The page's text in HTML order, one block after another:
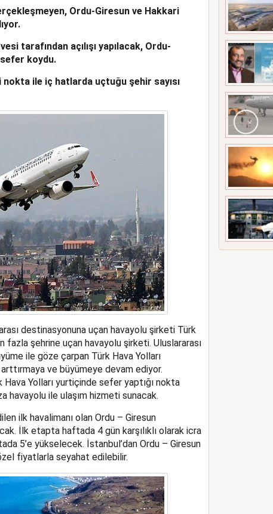
RİSKİ
Ordu-Giresun ve Hakkari
tarafından açılışı yapılacak, Ordu-
koydu.
nokta ile iç hatlarda uçtuğu şehir sayısı
destinasyonuna uçan havayolu şirketi Türk
fazla şehrine uçan havayolu şirketi. Uluslararası
ile göze çarpan Türk Hava Yolları
arttırmaya ve büyümeye devam ediyor.
Hava Yolları yurtiçinde sefer yaptığı nokta
havayolu ile ulaşım hizmeti sunacak.
ilk havalimanı olan Ordu – Giresun
İlk etapta haftada 4 gün karşılıklı olarak icra
5’e yükselecek. İstanbul’dan Ordu – Giresun
özel fiyatlarla seyahat edilebilir.